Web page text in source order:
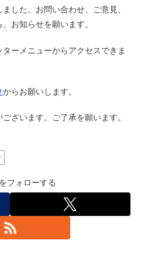
した。お問い合わせ、ご意見、
お知らせを願います。
ーメニューからアクセスできま
からお願いします。
ざいます。ご了承を願います。
フォローする